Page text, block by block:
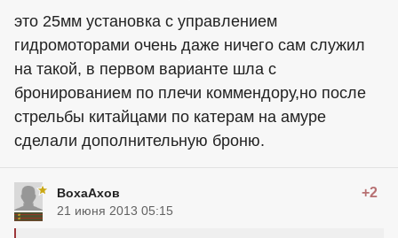
это 25мм установка с управлением
гидромоторами очень даже ничего сам служил
на такой, в первом варианте шла с
бронированием по плечи коммендору,но после
стрельбы китайцами по катерам на амуре
сделали дополнительную броню.
ВохаАхов +2
21 июня 2013 05:15